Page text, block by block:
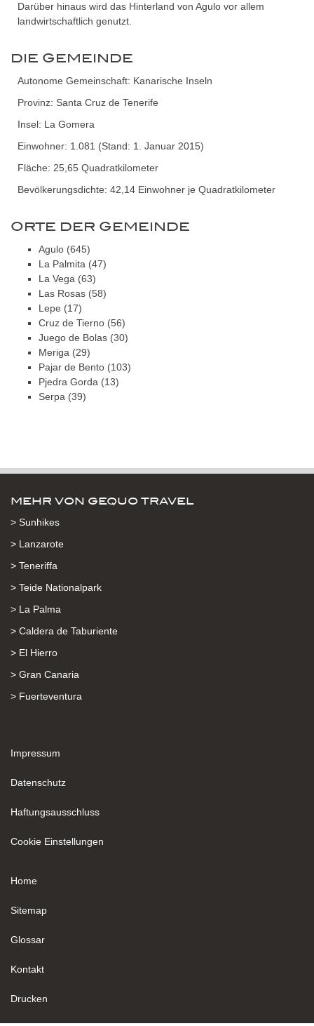
Darüber hinaus wird das Hinterland von Agulo vor allem
landwirtschaftlich genutzt.
DIE GEMEINDE
Autonome Gemeinschaft: Kanarische Inseln
Provinz: Santa Cruz de Tenerife
Insel: La Gomera
Einwohner: 1.081 (Stand: 1. Januar 2015)
Fläche: 25,65 Quadratkilometer
Bevölkerungsdichte: 42,14 Einwohner je Quadratkilometer
ORTE DER GEMEINDE
Agulo (645)
La Palmita (47)
La Vega (63)
Las Rosas (58)
Lepe (17)
Cruz de Tierno (56)
Juego de Bolas (30)
Meriga (29)
Pajar de Bento (103)
Pjedra Gorda (13)
Serpa (39)
MEHR VON GEQUO TRAVEL
> Sunhikes
> Lanzarote
> Teneriffa
> Teide Nationalpark
> La Palma
> Caldera de Taburiente
> El Hierro
> Gran Canaria
> Fuerteventura
Impressum
Datenschutz
Haftungsausschluss
Cookie Einstellungen
Home
Sitemap
Glossar
Kontakt
Drucken